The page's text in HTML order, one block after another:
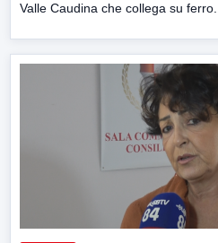
Valle Caudina che collega su ferro...